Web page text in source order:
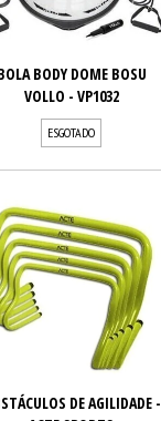
BODY DOME BOSU
VOLLO - VP1032
ESGOTADO
DE AGILIDADE -